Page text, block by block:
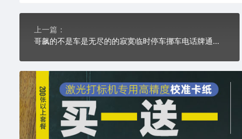
上一篇：
哥飙的不是车是无尽的的寂寞临时停车挪车电话牌通用plt格式激光打标文件